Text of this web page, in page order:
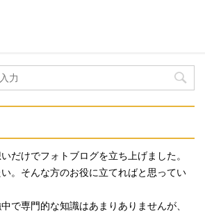
だけでフォトブログを立ち上げました。
。そんな方のお役に立てればと思ってい
で専門的な知識はあまりありませんが、